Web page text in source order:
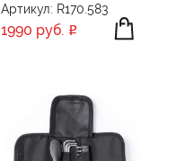
Артикул: R170.583
1990 руб.